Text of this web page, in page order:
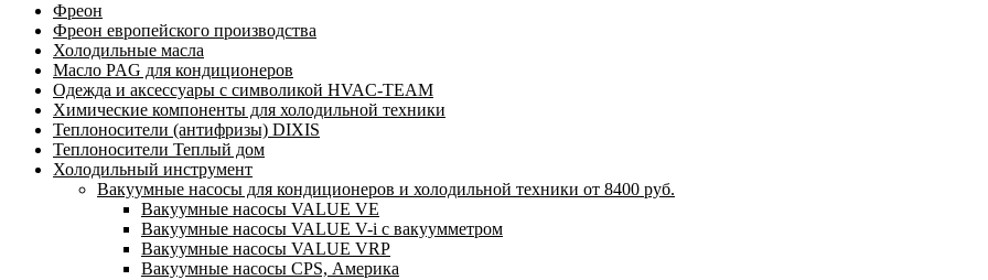
Фреон
Фреон европейского производства
Холодильные масла
Масло PAG для кондиционеров
Одежда и аксессуары с символикой HVAC-TEAM
Химические компоненты для холодильной техники
Теплоносители (антифризы) DIXIS
Теплоносители Теплый дом
Холодильный инструмент
Вакуумные насосы для кондиционеров и холодильной техники от 8400 руб.
Вакуумные насосы VALUE VE
Вакуумные насосы VALUE V-i с вакуумметром
Вакуумные насосы VALUE VRP
Вакуумные насосы CPS, Америка